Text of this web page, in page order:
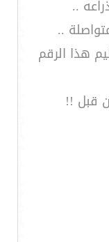
هذا الرقم
قبل !!